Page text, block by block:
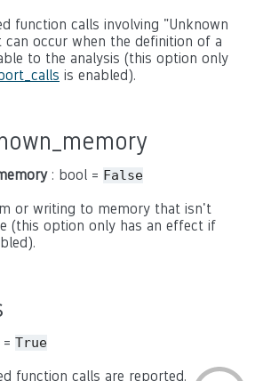
function calls involving "Unknown
occur when the definition of a
to the analysis (this option only
is enabled).
: bool = False
or writing to memory that isn't
(this option only has an effect if
True
function calls are reported.